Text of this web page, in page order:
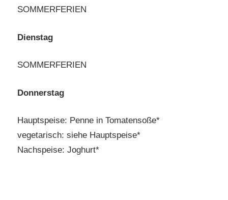
SOMMERFERIEN
Dienstag
SOMMERFERIEN
Donnerstag
Hauptspeise: Penne in Tomatensoße*
vegetarisch: siehe Hauptspeise*
Nachspeise: Joghurt*